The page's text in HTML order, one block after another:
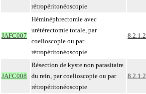
rétropéritonéoscopie
JAFC007
Héminéphrectomie avec
urétérectomie totale, par
coelioscopie ou par
rétropéritonéoscopie
8.2.1.2
JAFC008
Résection de kyste non parasitaire
du rein, par coelioscopie ou par
rétropéritonéoscopie
8.2.1.2